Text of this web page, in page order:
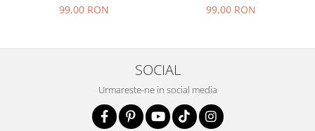
99,00 RON
99,00 RON
SOCIAL
Urmareste-ne in social media